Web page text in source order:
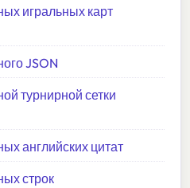
игральных карт
JSON
турнирной сетки
английских цитат
строк